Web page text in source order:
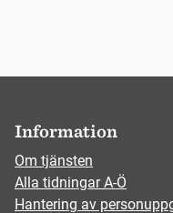
Information
Om tjänsten
Alla tidningar A-Ö
Hantering av